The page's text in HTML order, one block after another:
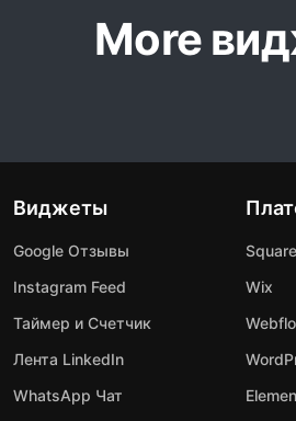
More
Виджеты
Google Отзывы
Instagram Feed
Таймер и Счетчик
Лента LinkedIn
WhatsApp Чат
Wix